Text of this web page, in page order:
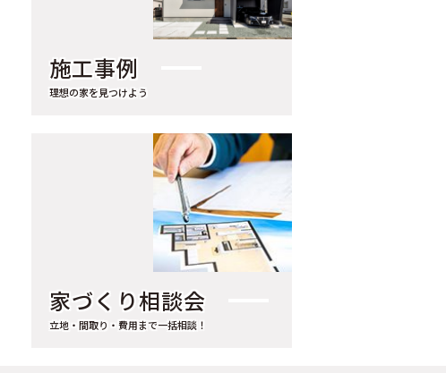
2022年7月（1）
2022年4月（1）
2022年3月（1）
2017年3月（1）
2016年4月（1）
2015年3月（2）
2015年1月（1）
2010年11月（1）
施工事例
理想の家を見つけよう
家づくり相談会
立地・間取り・費用まで一括相談！